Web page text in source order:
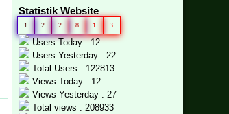
Statistik Website
1 2 2 8 1 3
Users Today : 12
Users Yesterday : 22
Total Users : 122813
Views Today : 12
Views Yesterday : 27
Total views : 208933